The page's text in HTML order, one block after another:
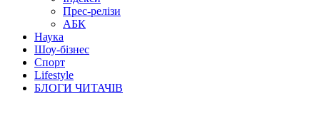
Прес-релізи
АБК
Наука
Шоу-бізнес
Спорт
Lifestyle
БЛОГИ ЧИТАЧІВ